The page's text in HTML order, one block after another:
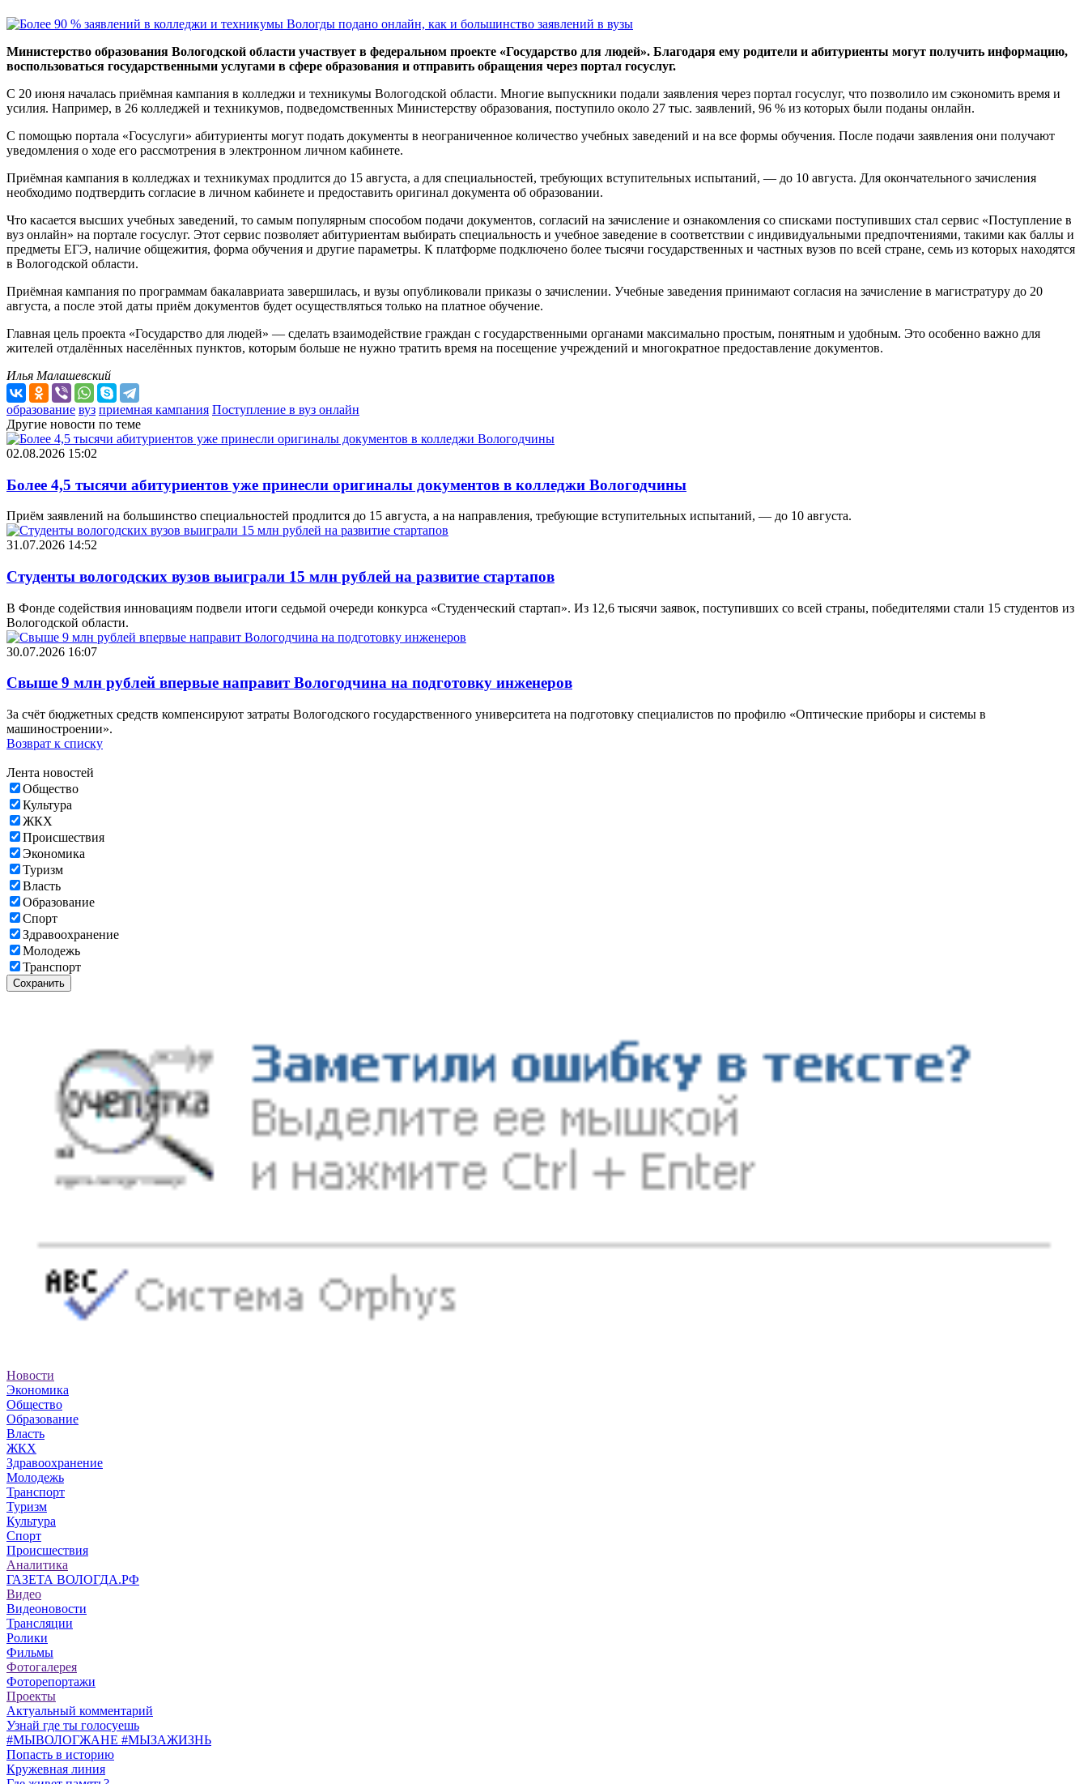
Министерство образования Вологодской области участвует в федеральном проекте «Государство для людей». Благодаря ему родители и абитуриенты могут получить информацию,
воспользоваться государственными услугами в сфере образования и отправить обращения через портал госуслуг.
С 20 июня началась приёмная кампания в колледжи и техникумы Вологодской области. Многие выпускники подали заявления через портал госуслуг, что позволило им сэкономить время и
усилия. Например, в 26 колледжей и техникумов, подведомственных Министерству образования, поступило около 27 тыс. заявлений, 96 % из которых были поданы онлайн.
С помощью портала «Госуслуги» абитуриенты могут подать документы в неограниченное количество учебных заведений и на все формы обучения. После подачи заявления они получают
уведомления о ходе его рассмотрения в электронном личном кабинете.
Приёмная кампания в колледжах и техникумах продлится до 15 августа, а для специальностей, требующих вступительных испытаний, — до 10 августа. Для окончательного зачисления
необходимо подтвердить согласие в личном кабинете и предоставить оригинал документа об образовании.
Что касается высших учебных заведений, то самым популярным способом подачи документов, согласий на зачисление и ознакомления со списками поступивших стал сервис «Поступление в
вуз онлайн» на портале госуслуг. Этот сервис позволяет абитуриентам выбирать специальность и учебное заведение в соответствии с индивидуальными предпочтениями, такими как баллы и
предметы ЕГЭ, наличие общежития, форма обучения и другие параметры. К платформе подключено более тысячи государственных и частных вузов по всей стране, семь из которых находятся
в Вологодской области.
Приёмная кампания по программам бакалавриата завершилась, и вузы опубликовали приказы о зачислении. Учебные заведения принимают согласия на зачисление в магистратуру до 20
августа, а после этой даты приём документов будет осуществляться только на платное обучение.
Главная цель проекта «Государство для людей» — сделать взаимодействие граждан с государственными органами максимально простым, понятным и удобным. Это особенно важно для
жителей отдалённых населённых пунктов, которым больше не нужно тратить время на посещение учреждений и многократное предоставление документов.
Илья Малашевский
образование вуз приемная кампания Поступление в вуз онлайн
Другие новости по теме
02.08.2026 15:02
Более 4,5 тысячи абитуриентов уже принесли оригиналы документов в колледжи Вологодчины
Приём заявлений на большинство специальностей продлится до 15 августа, а на направления, требующие вступительных испытаний, — до 10 августа.
31.07.2026 14:52
Студенты вологодских вузов выиграли 15 млн рублей на развитие стартапов
В Фонде содействия инновациям подвели итоги седьмой очереди конкурса «Студенческий стартап». Из 12,6 тысячи заявок, поступивших со всей страны, победителями стали 15 студентов из
Вологодской области.
30.07.2026 16:07
Свыше 9 млн рублей впервые направит Вологодчина на подготовку инженеров
За счёт бюджетных средств компенсируют затраты Вологодского государственного университета на подготовку специалистов по профилю «Оптические приборы и системы в
машиностроении».
Возврат к списку
Лента новостей
Общество
Культура
ЖКХ
Происшествия
Экономика
Туризм
Власть
Образование
Спорт
Здравоохранение
Молодежь
Транспорт
Сохранить
Новости
Экономика
Общество
Образование
Власть
ЖКХ
Здравоохранение
Молодежь
Транспорт
Туризм
Культура
Спорт
Происшествия
Аналитика
ГАЗЕТА ВОЛОГДА.РФ
Видео
Видеоновости
Трансляции
Ролики
Фильмы
Фотогалерея
Фоторепортажи
Проекты
Актуальный комментарий
Узнай где ты голосуешь
#МЫВОЛОГЖАНЕ #МЫЗАЖИЗНЬ
Попасть в историю
Кружевная линия